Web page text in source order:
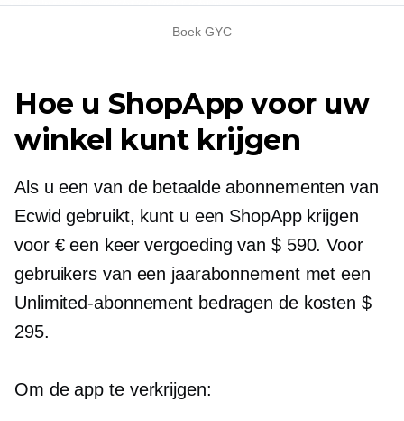
Boek GYC
Hoe u ShopApp voor uw
winkel kunt krijgen
Als u een van de betaalde abonnementen van
Ecwid gebruikt, kunt u een ShopApp krijgen
voor €een keervergoeding van $ 590. Voor
gebruikers van een jaarabonnement met een
Unlimited-abonnement bedragen de kosten $
295.
Om de app te verkrijgen: